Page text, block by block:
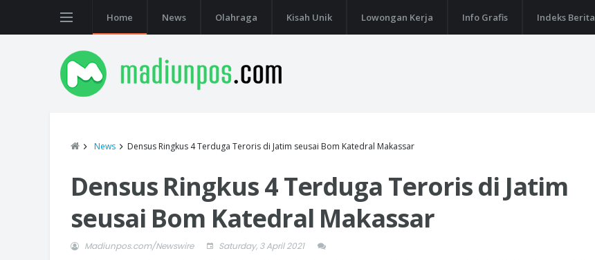
Home News Olahraga Kisah Unik Lowongan Kerja Info Grafis Indeks Berita
News Densus Ringkus 4 Terduga Teroris di Jatim seusai Bom Katedral Makassar
Densus Ringkus 4 Terduga Teroris di Jatim
seusai Bom Katedral Makassar
Madiunpos.com/Newswire Saturday, 3 April 2021